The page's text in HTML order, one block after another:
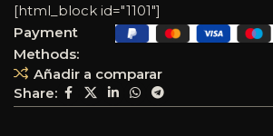
Añadir a comparar
Share:
[html_block id="1101"]
Payment
Methods: